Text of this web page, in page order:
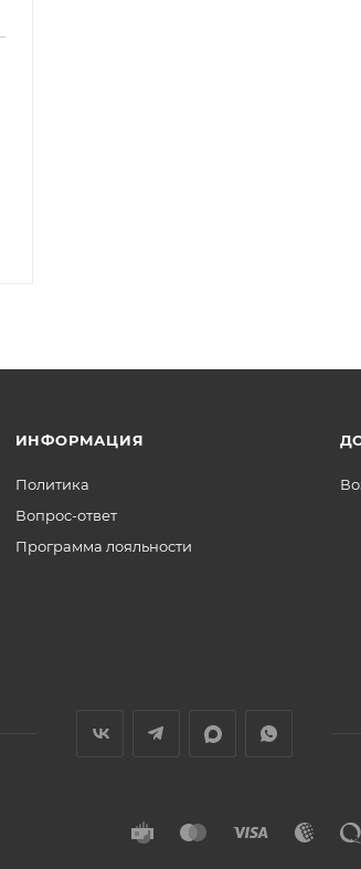
ИНФОРМАЦИЯ
Политика
Вопрос-ответ
Программа лояльности